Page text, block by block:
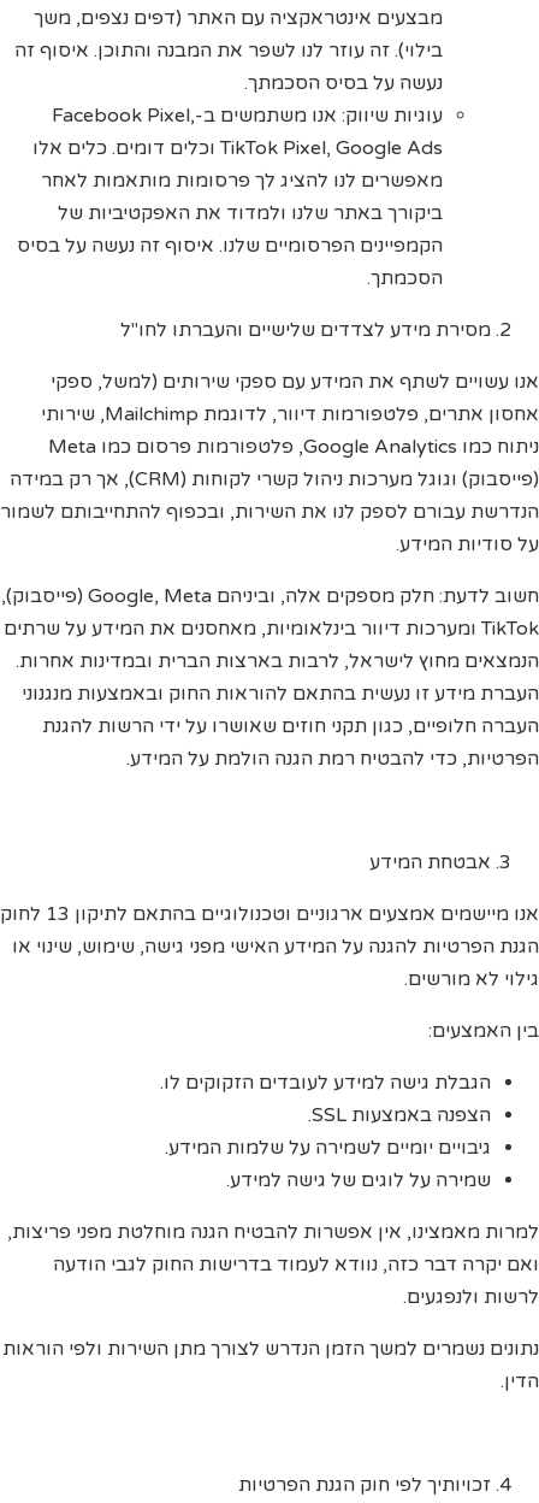
מבצעים אינטראקציה עם האתר (דפים נצפים, משך
בילוי). זה עוזר לנו לשפר את המבנה והתוכן. איסוף זה
נעשה על בסיס הסכמתך.
עוגיות שיווק: אנו משתמשים ב-Facebook Pixel,
TikTok Pixel, Google Ads וכלים דומים. כלים אלו
מאפשרים לנו להציג לך פרסומות מותאמות לאחר
ביקורך באתר שלנו ולמדוד את האפקטיביות של
הקמפיינים הפרסומיים שלנו. איסוף זה נעשה על בסיס
הסכמתך.
מסירת מידע לצדדים שלישיים והעברתו לחו"ל
אנו עשויים לשתף את המידע עם ספקי שירותים (למשל, ספקי
אחסון אתרים, פלטפורמות דיוור, לדוגמת Mailchimp, שירותי
ניתוח כמו Google Analytics, פלטפורמות פרסום כמו Meta
(פייסבוק) וגוגל מערכות ניהול קשרי לקוחות (CRM), אך רק במידה
הנדרשת עבורם לספק לנו את השירות, ובכפוף להתחייבותם לשמור
על סודיות המידע.
חשוב לדעת: חלק מספקים אלה, וביניהם Google, Meta (פייסבוק),
TikTok ומערכות דיוור בינלאומיות, מאחסנים את המידע על שרתים
הנמצאים מחוץ לישראל, לרבות בארצות הברית ובמדינות אחרות.
העברת מידע זו נעשית בהתאם להוראות החוק ובאמצעות מנגנוני
העברה חלופיים, כגון תקני חוזים שאושרו על ידי הרשות להגנת
הפרטיות, כדי להבטיח רמת הגנה הולמת על המידע.
אבטחת המידע
אנו מיישמים אמצעים ארגוניים וטכנולוגיים בהתאם לתיקון 13 לחוק
הגנת הפרטיות להגנה על המידע האישי מפני גישה, שימוש, שינוי או
גילוי לא מורשים.
בין האמצעים:
הגבלת גישה למידע לעובדים הזקוקים לו.
הצפנה באמצעות SSL.
גיבויים יומיים לשמירה על שלמות המידע.
שמירה על לוגים של גישה למידע.
למרות מאמצינו, אין אפשרות להבטיח הגנה מוחלטת מפני פריצות,
ואם יקרה דבר כזה, נוודא לעמוד בדרישות החוק לגבי הודעה
לרשות ולנפגעים.
נתונים נשמרים למשך הזמן הנדרש לצורך מתן השירות ולפי הוראות
הדין.
זכויותיך לפי חוק הגנת הפרטיות